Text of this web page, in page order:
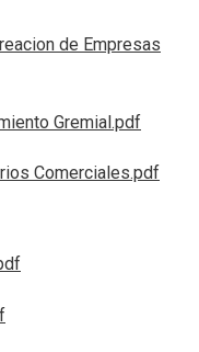
de Empresas
Gremial.pdf
Comerciales.pdf